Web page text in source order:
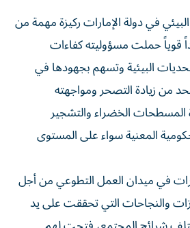
في دولة الإمارات ركيزة مهمة من
قوياً حملت مسؤوليته كفاءات
البيئية وتسهم بجهودها في
من زيادة التصحر ومواجهته
المسطحات الخضراء والتشجير
المعنية سواء على المستوى
في ميدان العمل التطوعي من أجل
والنجاحات التي تحققت على يد